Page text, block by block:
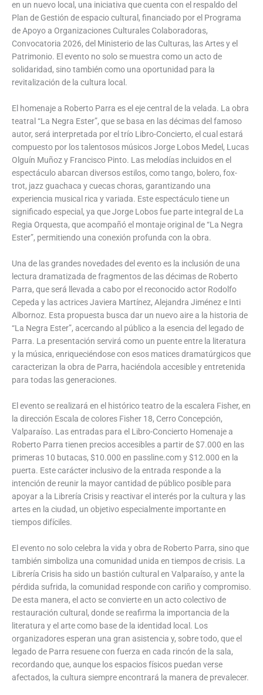
en un nuevo local, una iniciativa que cuenta con el respaldo del
Plan de Gestión de espacio cultural, financiado por el Programa
de Apoyo a Organizaciones Culturales Colaboradoras,
Convocatoria 2026, del Ministerio de las Culturas, las Artes y el
Patrimonio. El evento no solo se muestra como un acto de
solidaridad, sino también como una oportunidad para la
revitalización de la cultura local.
El homenaje a Roberto Parra es el eje central de la velada. La obra
teatral “La Negra Ester”, que se basa en las décimas del famoso
autor, será interpretada por el trío Libro-Concierto, el cual estará
compuesto por los talentosos músicos Jorge Lobos Medel, Lucas
Olguín Muñoz y Francisco Pinto. Las melodías incluidos en el
espectáculo abarcan diversos estilos, como tango, bolero, fox-
trot, jazz guachaca y cuecas choras, garantizando una
experiencia musical rica y variada. Este espectáculo tiene un
significado especial, ya que Jorge Lobos fue parte integral de La
Regia Orquesta, que acompañó el montaje original de “La Negra
Ester”, permitiendo una conexión profunda con la obra.
Una de las grandes novedades del evento es la inclusión de una
lectura dramatizada de fragmentos de las décimas de Roberto
Parra, que será llevada a cabo por el reconocido actor Rodolfo
Cepeda y las actrices Javiera Martínez, Alejandra Jiménez e Inti
Albornoz. Esta propuesta busca dar un nuevo aire a la historia de
“La Negra Ester”, acercando al público a la esencia del legado de
Parra. La presentación servirá como un puente entre la literatura
y la música, enriqueciéndose con esos matices dramatúrgicos que
caracterizan la obra de Parra, haciéndola accesible y entretenida
para todas las generaciones.
El evento se realizará en el histórico teatro de la escalera Fisher, en
la dirección Escala de colores Fisher 18, Cerro Concepción,
Valparaíso. Las entradas para el Libro-Concierto Homenaje a
Roberto Parra tienen precios accesibles a partir de $7.000 en las
primeras 10 butacas, $10.000 en passline.com y $12.000 en la
puerta. Este carácter inclusivo de la entrada responde a la
intención de reunir la mayor cantidad de público posible para
apoyar a la Librería Crisis y reactivar el interés por la cultura y las
artes en la ciudad, un objetivo especialmente importante en
tiempos difíciles.
El evento no solo celebra la vida y obra de Roberto Parra, sino que
también simboliza una comunidad unida en tiempos de crisis. La
Librería Crisis ha sido un bastión cultural en Valparaíso, y ante la
pérdida sufrida, la comunidad responde con cariño y compromiso.
De esta manera, el acto se convierte en un acto colectivo de
restauración cultural, donde se reafirma la importancia de la
literatura y el arte como base de la identidad local. Los
organizadores esperan una gran asistencia y, sobre todo, que el
legado de Parra resuene con fuerza en cada rincón de la sala,
recordando que, aunque los espacios físicos puedan verse
afectados, la cultura siempre encontrará la manera de prevalecer.